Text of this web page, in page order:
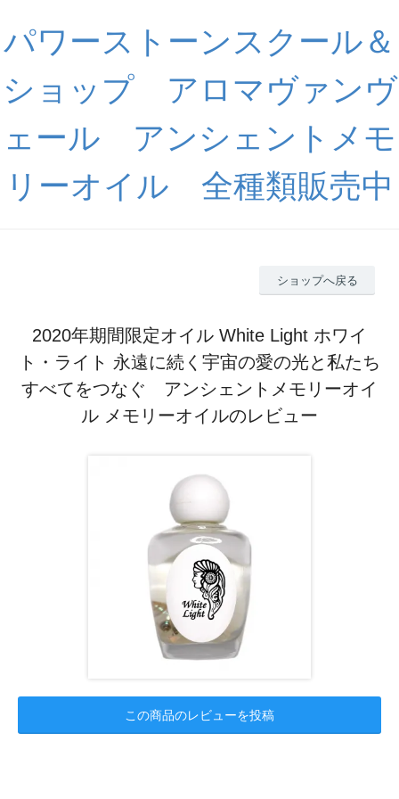
パワーストーンスクール＆
ショップ アロマヴァンヴ
ェール アンシェントメモ
リーオイル 全種類販売中
ショップへ戻る
2020年期間限定オイル White Light ホワイ
ト・ライト 永遠に続く宇宙の愛の光と私たち
すべてをつなぐ アンシェントメモリーオイ
ル メモリーオイルのレビュー
この商品のレビューを投稿